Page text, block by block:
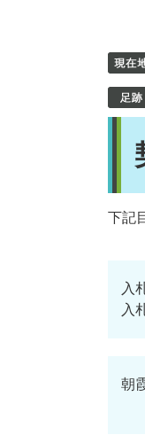
下記
入
入
朝